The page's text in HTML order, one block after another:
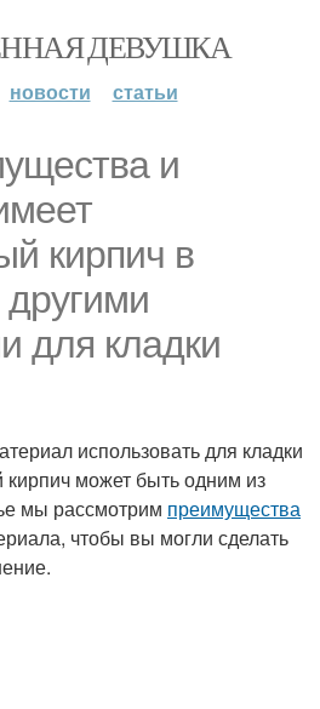
ДЕВУШКА
новости статьи
и
кирпич в
для кладки
использовать для кладки
может быть одним из
мы рассмотрим преимущества
чтобы вы могли сделать